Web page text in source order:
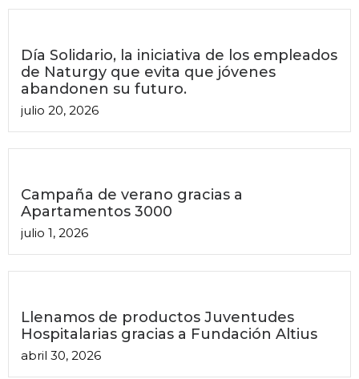
Día Solidario, la iniciativa de los empleados
de Naturgy que evita que jóvenes
abandonen su futuro.
julio 20, 2026
Campaña de verano gracias a
Apartamentos 3000
julio 1, 2026
Llenamos de productos Juventudes
Hospitalarias gracias a Fundación Altius
abril 30, 2026